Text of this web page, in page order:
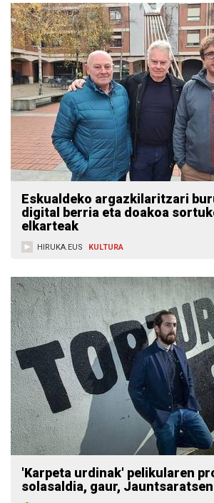
Eskualdeko argazkilaritzari
digital berria eta doakoa
elkarteak
HIRUKA.EUS KULTURA
'Karpeta urdinak' pelikularen
solasaldia, gaur, Jauntsaratsen